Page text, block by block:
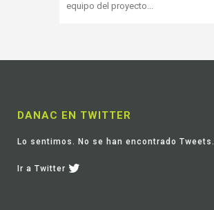
equipo del proyecto...
DANAC EN TWITTER
Lo sentimos. No se han encontrado Tweets.
Ir a Twitter